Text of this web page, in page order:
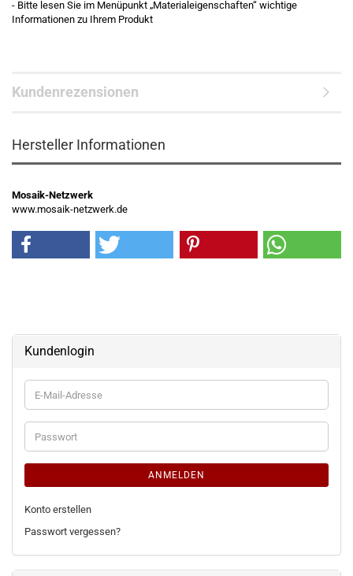
- Bitte lesen Sie im Menüpunkt „Materialeigenschaften“ wichtige
Informationen zu Ihrem Produkt
Kundenrezensionen
Hersteller Informationen
Mosaik-Netzwerk
www.mosaik-netzwerk.de
Kundenlogin
E-
Mail-
Adresse
Passwort
ANMELDEN
Konto erstellen
Passwort vergessen?